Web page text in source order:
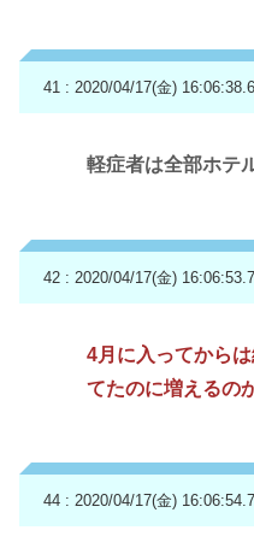
41 : 2020/04/17(金)
軽症者は全部ホテ
42 : 2020/04/17(金)
4月に入ってから
てたのに増えるの
44 : 2020/04/17(金)